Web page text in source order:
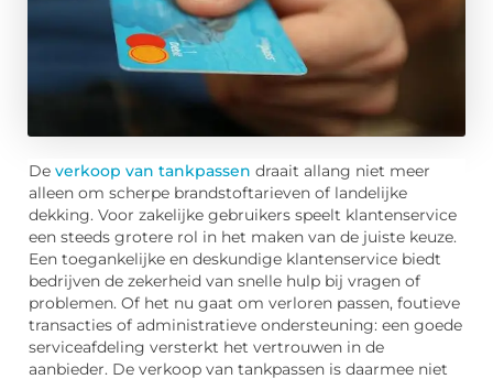
De verkoop van tankpassen draait allang niet meer
alleen om scherpe brandstoftarieven of landelijke
dekking. Voor zakelijke gebruikers speelt klantenservice
een steeds grotere rol in het maken van de juiste keuze.
Een toegankelijke en deskundige klantenservice biedt
bedrijven de zekerheid van snelle hulp bij vragen of
problemen. Of het nu gaat om verloren passen, foutieve
transacties of administratieve ondersteuning: een goede
serviceafdeling versterkt het vertrouwen in de
aanbieder. De verkoop van tankpassen is daarmee niet